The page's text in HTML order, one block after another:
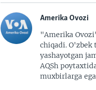
Amerika Ovozi
"Amerika
chiqadi.
yashayotgan
AQSh
muxbirlarga